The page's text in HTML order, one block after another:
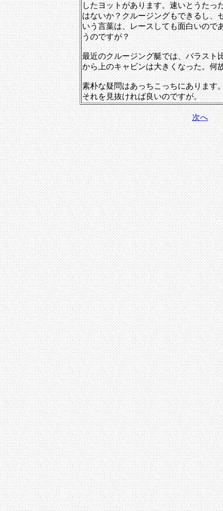
したヨットがあります。速いとうたっ
はないか？クルージングもできるし、
いう言葉は、レースしても面白いので
うのですが？
最近のクルージング艇では、バラスト
から上のキャビンは大きくなった。何
素朴な疑問はあっちこっちにあります
それを見抜ければ良いのですが。
次へ